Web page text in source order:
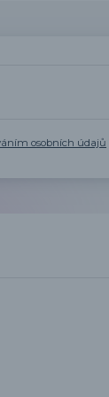
osobních údajů